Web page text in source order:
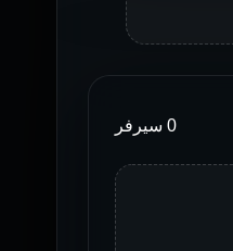
0 سيرفر